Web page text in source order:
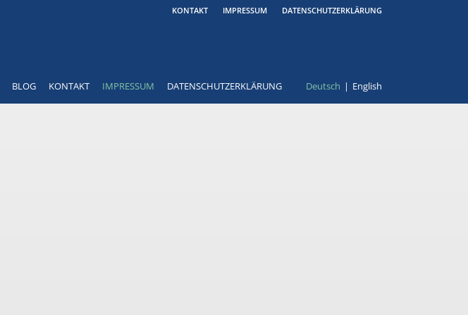
KONTAKT IMPRESSUM DATENSCHUTZERKLÄRUNG
BLOG KONTAKT IMPRESSUM DATENSCHUTZERKLÄRUNG Deutsch English